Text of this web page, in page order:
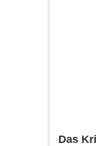
Das